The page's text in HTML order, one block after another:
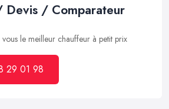
Devis / Comparateur
le meilleur chauffeur à petit prix
29 01 98